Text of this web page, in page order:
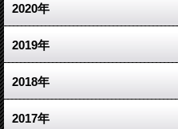
3月 (2)
1月 (1)
10月 (1)
6月 (1)
2月 (2)
2020年
10月 (1)
3月 (1)
2月 (1)
2019年
12月 (1)
4月 (1)
2018年
5月 (1)
2017年